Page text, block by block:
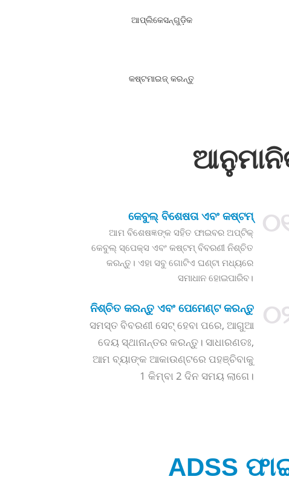
ଆପ୍ଲିକେସନ୍‌ଗୁଡ଼ିକ
କଷ୍ଟମାଇଜ୍‌ କରନ୍ତୁ
କେବୁଲ୍ ବିଶେଷତା ଏବଂ କଷ୍ଟମ୍
ଆମ ବିଶେଷଜ୍ଞଙ୍କ ସହିତ ଫାଇବର ଅପ୍ଟିକ୍
କେବୁଲ୍ ସ୍ପେକ୍ସ ଏବଂ କଷ୍ଟମ୍ ବିବରଣୀ ନିଶ୍ଚିତ
କରନ୍ତୁ। ଏହା ସବୁ ଗୋଟିଏ ଘଣ୍ଟା ମଧ୍ୟରେ
ସମାଧାନ ହୋଇପାରିବ।
ନିଶ୍ଚିତ କରନ୍ତୁ ଏବଂ ପେମେଣ୍ଟ କରନ୍ତୁ
ସମସ୍ତ ବିବରଣୀ ସେଟ୍ ହେବା ପରେ, ଆଗୁଆ
ଦେୟ ସ୍ଥାନାନ୍ତର କରନ୍ତୁ। ସାଧାରଣତଃ,
ଆମ ବ୍ୟାଙ୍କ ଆକାଉଣ୍ଟରେ ପହଞ୍ଚିବାକୁ
1 କିମ୍ବା 2 ଦିନ ସମୟ ଲାଗେ।
ADSS